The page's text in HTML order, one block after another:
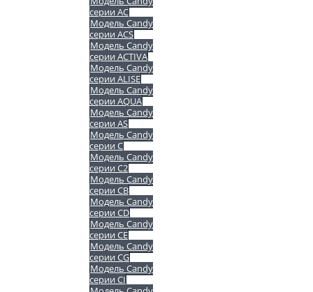
серии AC
Модель Candy
серии ACS
Модель Candy
серии ACTIVA
Модель Candy
серии ALISE
Модель Candy
серии AQUA
Модель Candy
серии AS
Модель Candy
серии C
Модель Candy
серии C2
Модель Candy
серии CB
Модель Candy
серии CD
Модель Candy
серии CE
Модель Candy
серии CG
Модель Candy
серии CI